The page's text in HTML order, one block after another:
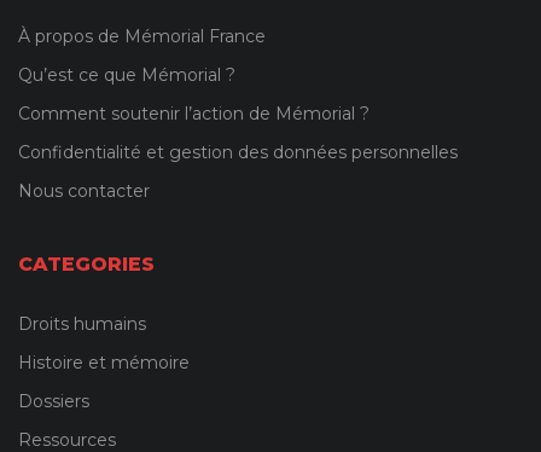
À propos de Mémorial France
Qu’est ce que Mémorial ?
Comment soutenir l’action de Mémorial ?
Confidentialité et gestion des données personnelles
Nous contacter
CATEGORIES
Droits humains
Histoire et mémoire
Dossiers
Ressources